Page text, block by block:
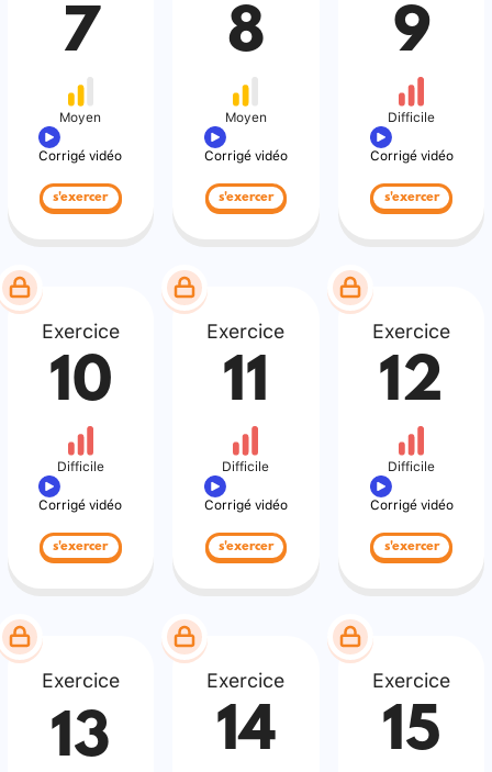
7
Moyen
Corrigé vidéo
s'exercer
8
Moyen
Corrigé vidéo
s'exercer
9
Difficile
Corrigé vidéo
s'exercer
Exercice
10
Difficile
Corrigé vidéo
s'exercer
Exercice
11
Difficile
Corrigé vidéo
s'exercer
Exercice
12
Difficile
Corrigé vidéo
s'exercer
Exercice
13
Exercice
14
Exercice
15